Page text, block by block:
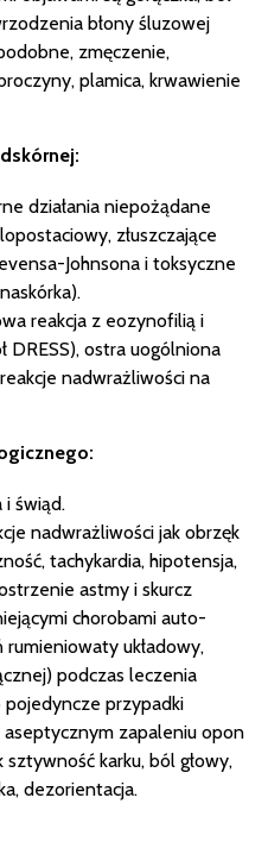
błony śluzowej
zmęczenie,
plamica, krwawienie
działania niepożądane
złuszczające
Johnsona i toksyczne
reakcja z eozynofilią i
DRESS), ostra uogólniona
nadwrażliwości na
świąd.
nadwrażliwości jak obrzęk
tachykardia, hipotensja,
astmy i skurcz
chorobami auto-
układowy,
podczas leczenia
przypadki
zapaleniu opon
karku, ból głowy,
dezorientacja.